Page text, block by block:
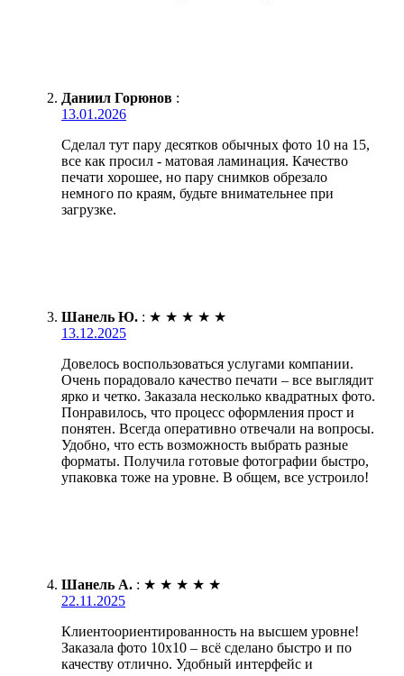
Даниил Горюнов :
13.01.2026
Сделал тут пару десятков обычных фото 10 на 15,
все как просил - матовая ламинация. Качество
печати хорошее, но пару снимков обрезало
немного по краям, будьте внимательнее при
загрузке.
Шанель Ю. : ★ ★ ★ ★ ★
13.12.2025
Довелось воспользоваться услугами компании.
Очень порадовало качество печати – все выглядит
ярко и четко. Заказала несколько квадратных фото.
Понравилось, что процесс оформления прост и
понятен. Всегда оперативно отвечали на вопросы.
Удобно, что есть возможность выбрать разные
форматы. Получила готовые фотографии быстро,
упаковка тоже на уровне. В общем, все устроило!
Шанель А. : ★ ★ ★ ★ ★
22.11.2025
Клиентоориентированность на высшем уровне!
Заказала фото 10х10 – всё сделано быстро и по
качеству отлично. Удобный интерфейс и